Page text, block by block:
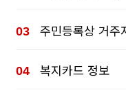
주민등록상 거주
복지카드 정보